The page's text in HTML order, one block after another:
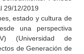
29/12/2019
estado y cultura de
una perspectiva
(Universidad de
de Generación de